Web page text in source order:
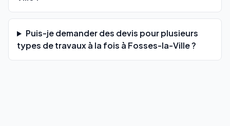
Puis-je demander des devis pour plusieurs
types de travaux à la fois à Fosses-la-Ville ?